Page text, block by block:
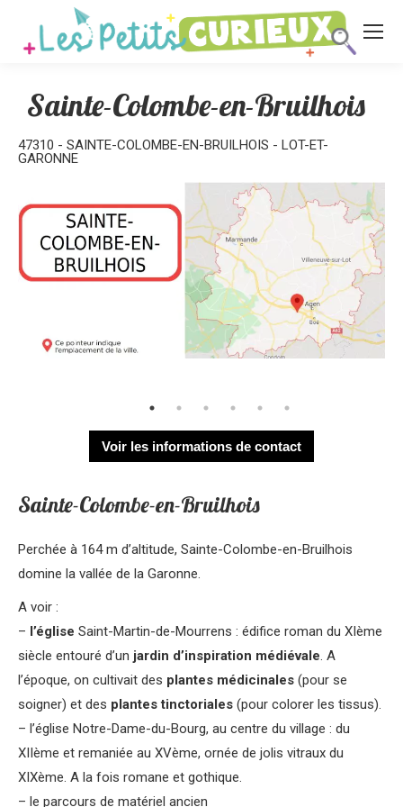
Sainte-Colombe-en-Bruilhois
47310 - SAINTE-COLOMBE-EN-BRUILHOIS - LOT-ET-
GARONNE
Voir les informations de contact
Sainte-Colombe-en-Bruilhois
Perchée à 164 m d’altitude, Sainte-Colombe-en-Bruilhois
domine la vallée de la Garonne.
A voir :
– l’église Saint-Martin-de-Mourrens : édifice roman du XIème
siècle entouré d’un jardin d’inspiration médiévale. A
l’époque, on cultivait des plantes médicinales (pour se
soigner) et des plantes tinctoriales (pour colorer les tissus).
– l’église Notre-Dame-du-Bourg, au centre du village : du
XIIème et remaniée au XVème, ornée de jolis vitraux du
XIXème. A la fois romane et gothique.
– le parcours de matériel ancien